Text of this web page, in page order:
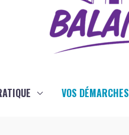
VOS DÉMARCHES